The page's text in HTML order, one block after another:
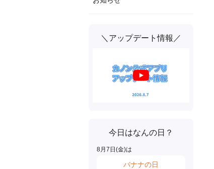
＼アップデート情報／
今日はなんの日？
8月 7 日(金)は
バナナの日